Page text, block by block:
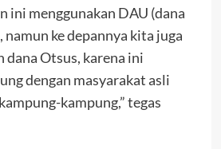
ini menggunakan DAU (dana
ke depannya kita juga
dana Otsus, karena ini
dengan masyarakat asli
kampung,” tegas